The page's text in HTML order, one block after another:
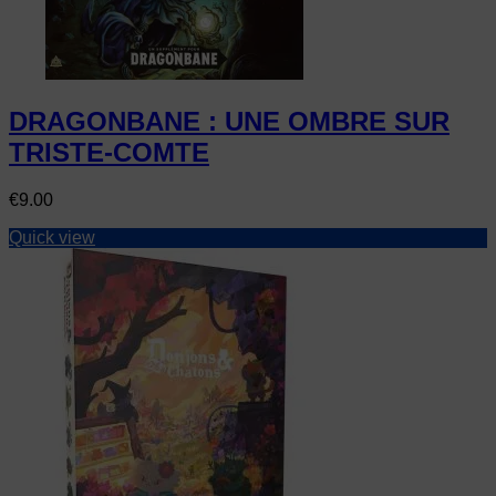
DRAGONBANE : UNE OMBRE SUR
TRISTE-COMTE
Price
€9.00
Quick view